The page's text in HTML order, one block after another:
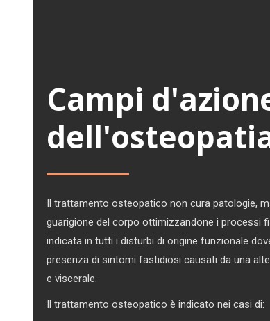
Campi
Il trattamento osteopatico non cura patologie,
guarigione del corpo ottimizzandone i processi
indicata in tutti i disturbi di origine funzionale
presenza di sintomi fastidiosi causati da una
e viscerale.
Il trattamento osteopatico è indicato nei casi di: